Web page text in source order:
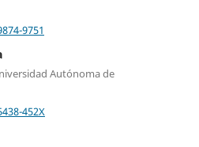
9751
Autónoma de
452X